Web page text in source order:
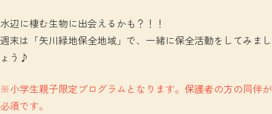
水辺に棲む生物に出会えるかも？！！
週末は「矢川緑地保全地域」で、一緒に保全活動をしてみまし
ょう♪
※小学生親子限定プログラムとなります。保護者の方の同伴が
必須です。